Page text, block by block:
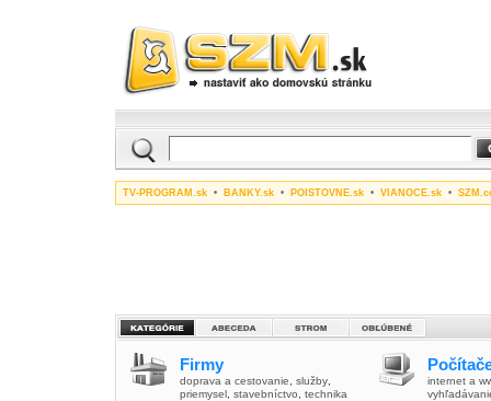
TV-PROGRAM.sk • BANKY.sk • POISTOVNE.sk • VIANOCE.sk •
Firmy
doprava a cestovanie služby
priemysel stavebníctvo technika
internet a